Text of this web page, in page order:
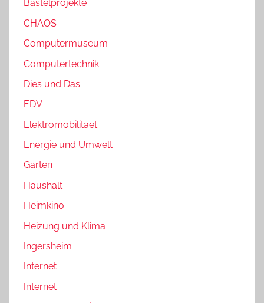
Bastelprojekte
CHAOS
Computermuseum
Computertechnik
Dies und Das
EDV
Elektromobilitaet
Energie und Umwelt
Garten
Haushalt
Heimkino
Heizung und Klima
Ingersheim
Internet
Internet